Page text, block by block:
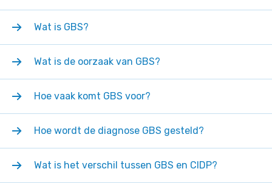
Wat is GBS?
Wat is de oorzaak van GBS?
Hoe vaak komt GBS voor?
Hoe wordt de diagnose GBS gesteld?
Wat is het verschil tussen GBS en CIDP?